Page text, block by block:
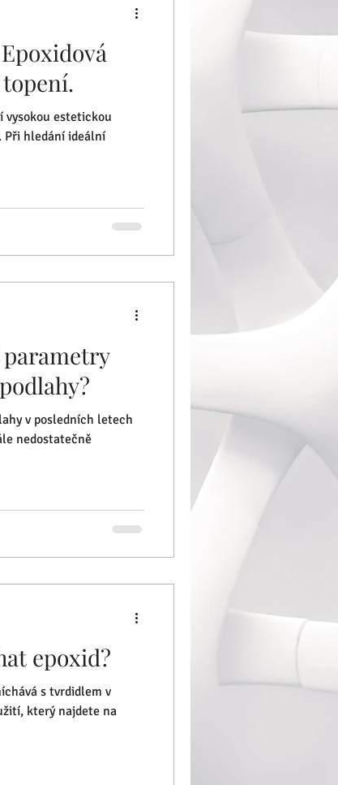
vysokou estetickou
Při hledání ideální
parametry
v posledních letech
nedostatečně
epoxid?
s tvrdidlem v
který najdete na